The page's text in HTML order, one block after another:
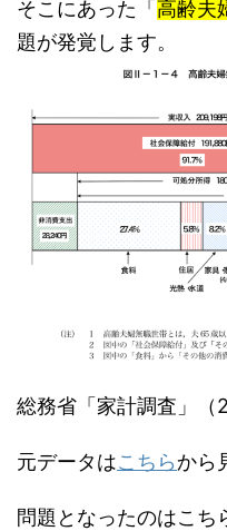
そこにあった「 高齢夫
題が発覚します。
総務省「家計調査」（
元データはこちらから
問題となったのはこち